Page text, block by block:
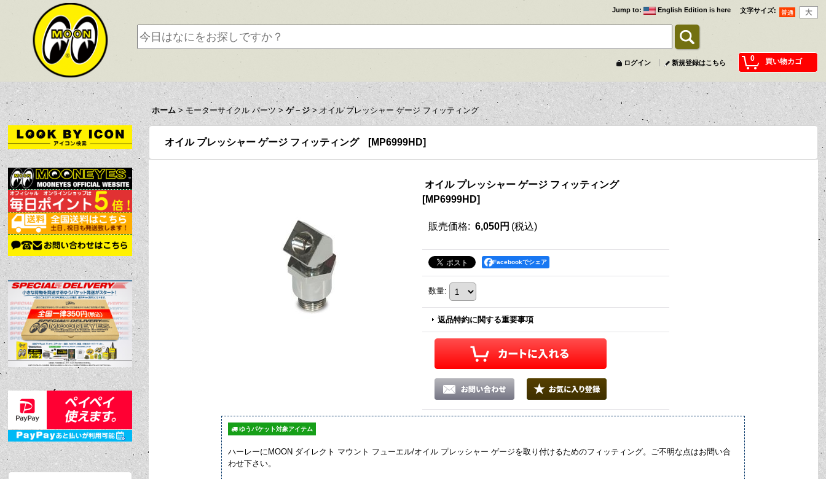
文字サイズ:
Jump to: English Edition is here
0 買い物カゴ
ログイン 新規登録はこちら
ホーム > モーターサイクル パーツ > ゲ－ジ > オイル プレッシャー ゲージ フィッティング
オイル プレッシャー ゲージ フィッティング [MP6999HD]
オイル プレッシャー ゲージ フィッティング
[MP6999HD]
販売価格: 6,050円 (税込)
Facebookでシェア
数量:
返品特約に関する重要事項
ゆうパケット対象アイテム
ハーレーにMOON ダイレクト マウント フューエル/オイル プレッシャー ゲージを取り付けるためのフィッティング。ご不明な点はお問い合
わせ下さい。